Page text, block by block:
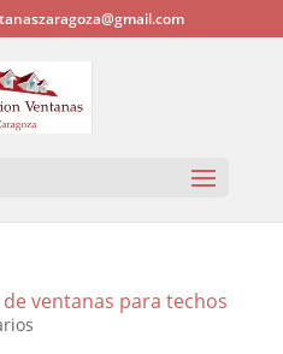
ventanas para techos